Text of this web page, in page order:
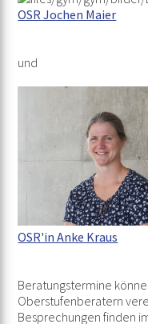
OSR Jochen Maier
und
OSR'in Anke Kraus
Beratungstermine
Oberstufenberatern
Besprechungen finden